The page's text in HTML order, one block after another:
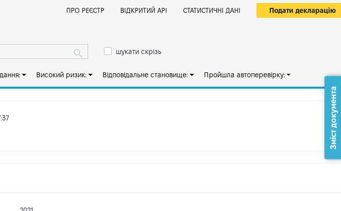
ПРО РЕЄСТР ВІДКРИТИЙ АРІ СТАТИСТИЧНІ ДАНІ Подати декларацію
шукати скрізь
Високий ризик: Відповідальне становище: Пройшла автоперевірку:
Зміст документа